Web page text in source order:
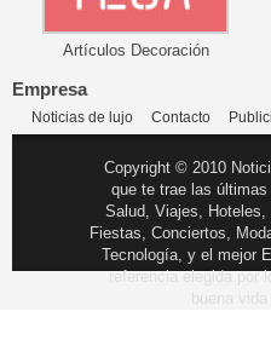
Artículos Decoración
Empresa
Noticias de lujo Contacto
Copyright © 2010
que te trae las
Salud, Viajes,
Fiestas, Conciertos,
Tecnología, y el mejor
referencia elegida por